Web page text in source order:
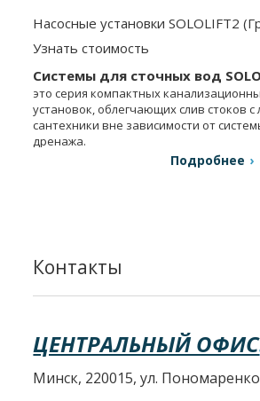
Насосные установки SOLOLIFT2
Узнать стоимость
Системы для сточных вод
это серия компактных
установок, облегчающих слив стоков
сантехники вне зависимости от
дренажа.
Подробнее
Контакты
ЦЕНТРАЛЬНЫЙ ОФИС
Минск, 220015, ул.